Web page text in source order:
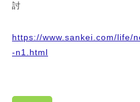
討
https://www.sankei.com/life/
-n1.html